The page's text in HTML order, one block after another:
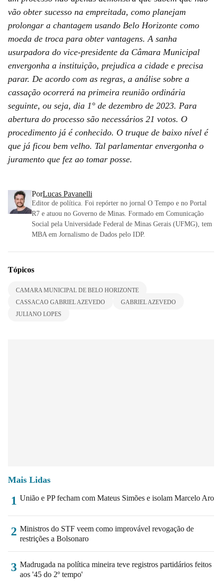
vão obter sucesso na empreitada, como planejam
prolongar a chantagem usando Belo Horizonte como
moeda de troca para obter vantagens. A sanha
usurpadora do vice-presidente da Câmara Municipal
envergonha a instituição, prejudica a cidade e precisa
parar. De acordo com as regras, a análise sobre a
cassação ocorrerá na primeira reunião ordinária
seguinte, ou seja, dia 1° de dezembro de 2023. Para
abertura do processo são necessários 21 votos. O
procedimento já é conhecido. O truque de baixo nível é
que já ficou bem velho. Tal parlamentar envergonha o
juramento que fez ao tomar posse.
PorLucas Pavanelli
Editor de política. Foi repórter no jornal O Tempo e no Portal
R7 e atuou no Governo de Minas. Formado em Comunicação
Social pela Universidade Federal de Minas Gerais (UFMG), tem
MBA em Jornalismo de Dados pelo IDP.
Tópicos
CAMARA MUNICIPAL DE BELO HORIZONTE
CASSACAO GABRIEL AZEVEDO
GABRIEL AZEVEDO
JULIANO LOPES
Mais Lidas
1 União e PP fecham com Mateus Simões e isolam Marcelo Aro
2 Ministros do STF veem como improvável revogação de
restrições a Bolsonaro
3 Madrugada na política mineira teve registros partidários feitos
aos '45 do 2º tempo'